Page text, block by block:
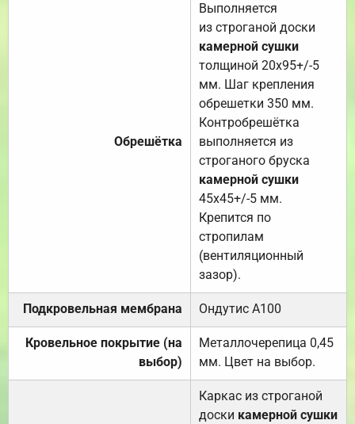
Обрешётка
Выполняется
из строганой доски
камерной сушки
толщиной 20х95+/-5
мм. Шаг крепления
обрешетки 350 мм.
Контробрешётка
выполняется из
строганого бруска
камерной сушки
45х45+/-5 мм.
Крепится по
стропилам
(вентиляционный
зазор).
Подкровельная мембрана Ондутис А100
Кровельное покрытие (на
выбор)
Металлочерепица 0,45
мм. Цвет на выбор.
Каркас из строганой
доски камерной сушки